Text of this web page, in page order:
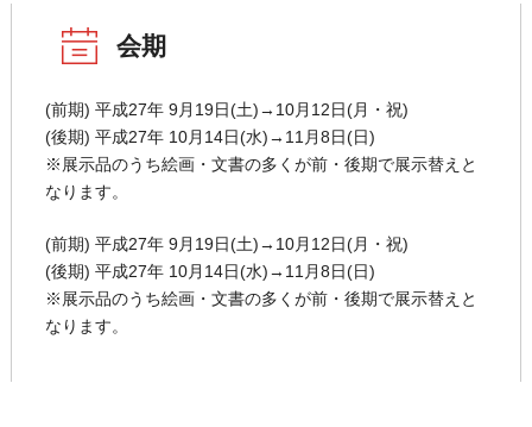
会期
(前期) 平成27年 9月19日(土)→10月12日(月・祝)
(後期) 平成27年 10月14日(水)→11月8日(日)
※展示品のうち絵画・文書の多くが前・後期で展示替えと
なります。
(前期) 平成27年 9月19日(土)→10月12日(月・祝)
(後期) 平成27年 10月14日(水)→11月8日(日)
※展示品のうち絵画・文書の多くが前・後期で展示替えと
なります。